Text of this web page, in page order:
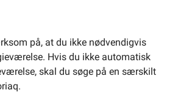
på, at du ikke nødvendigvis
Hvis du ikke automatisk
skal du søge på en særskilt